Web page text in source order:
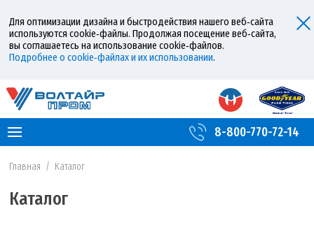
Для оптимизации дизайна и быстродействия нашего веб‑сайта
используются cookie‑файлы. Продолжая посещение веб‑сайта,
вы соглашаетесь на использование cookie‑файлов.
Подробнее о cookie‑файлах и их использовании.
8-800-770-72-14
Главная / Каталог
Каталог